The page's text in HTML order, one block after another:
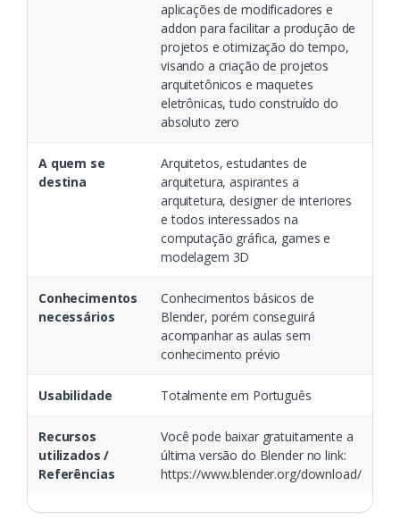
aplicações de modificadores e
addon para facilitar a produção de
projetos e otimização do tempo,
visando a criação de projetos
arquitetônicos e maquetes
eletrônicas, tudo construído do
absoluto zero
A quem se
destina
Arquitetos, estudantes de
arquitetura, aspirantes a
arquitetura, designer de interiores
e todos interessados na
computação gráfica, games e
modelagem 3D
Conhecimentos
necessários
Conhecimentos básicos de
Blender, porém conseguirá
acompanhar as aulas sem
conhecimento prévio
Usabilidade Totalmente em Português
Recursos
utilizados /
Referências
Você pode baixar gratuitamente a
última versão do Blender no link:
https://www.blender.org/download/